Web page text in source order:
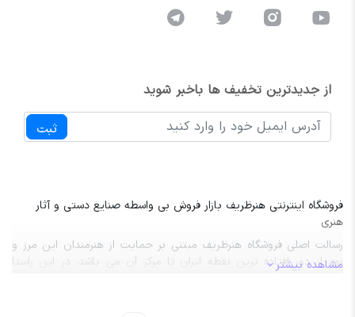
از جدیدترین تخفیف ها باخبر شوید
ثبت
فروشگاه اینترنتی هنرظریف بازار فروش بی واسطه صنایع دستی و آثار
هنری
رسالت اصلی فروشگاه هنرظریف مبتنی بر حمایت از هنرمندان این مرز و
بوم از دور افتاده ترین نقطه ایران تا مرکز آن می باشد. در این راستا
مشاهده بیشتر